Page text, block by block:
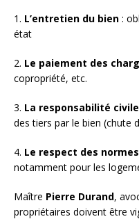
1. L’entretien du bien :
état
2. Le paiement des
copropriété, etc.
3. La responsabilité civile
des tiers par le bien (chute
4. Le respect des
notamment pour les
Maître Pierre Durand,
propriétaires doivent être